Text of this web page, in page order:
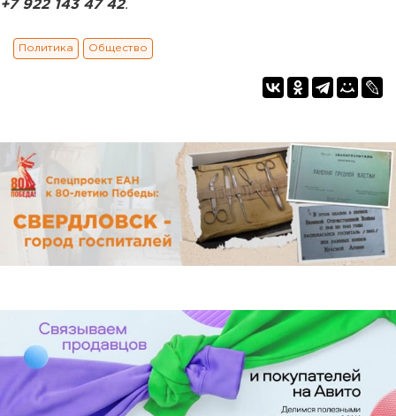
+7 922 143 47 42.
Политика Общество